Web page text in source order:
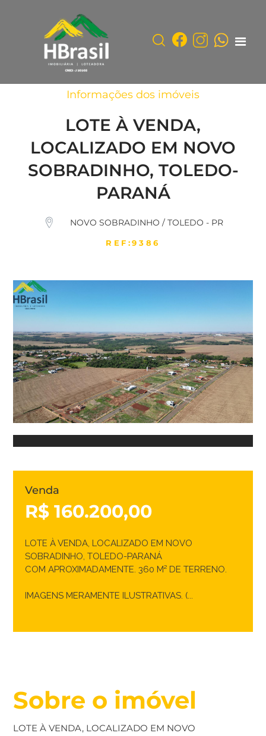
Informações dos imóveis
LOTE À VENDA,
LOCALIZADO EM NOVO
SOBRADINHO, TOLEDO-
PARANÁ
NOVO SOBRADINHO / TOLEDO - PR
REF:9386
Venda
R$ 160.200,00
LOTE À VENDA, LOCALIZADO EM NOVO
SOBRADINHO, TOLEDO-PARANÁ
COM APROXIMADAMENTE. 360 M² DE TERRENO.
IMAGENS MERAMENTE ILUSTRATIVAS. (...
Sobre o imóvel
LOTE À VENDA, LOCALIZADO EM NOVO